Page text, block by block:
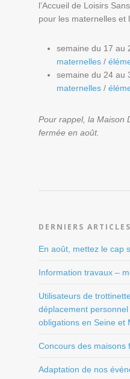
l’Accueil de Loisirs
pour les maternelles et
semaine du 17 au
maternelles /
semaine du 24 au
maternelles /
Pour rappel, la Maison
fermée en août.
DERNIERS ARTICLES
En août, mettez le cap
Information travaux –
Utilisateurs de
déplacement
obligations en Seine et
Concours des maisons
Adaptation de nos